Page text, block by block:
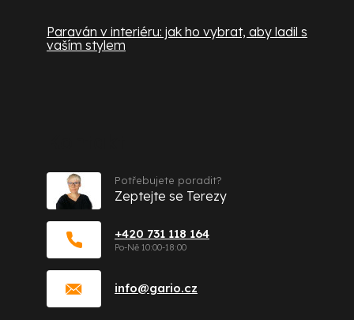
Paraván v interiéru: jak ho vybrat, aby ladil s
vaším stylem
info@gario.cz
+420 731 118 164
Potřebujete poradit?
Zeptejte se Terezy